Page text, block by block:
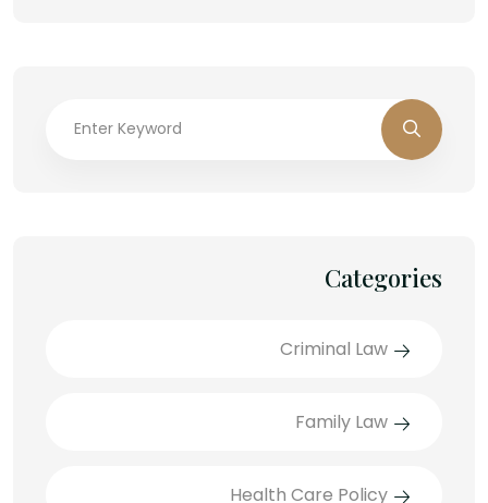
Categories
Criminal Law
Family Law
Health Care Policy